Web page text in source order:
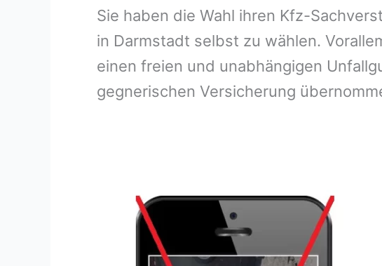
Sie haben die Wahl ihren Kfz-
in Darmstadt selbst zu wählen.
einen freien und unabhängigen
gegnerischen Versicherung